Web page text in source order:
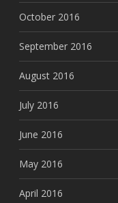
October 2016
September 2016
August 2016
July 2016
June 2016
May 2016
April 2016